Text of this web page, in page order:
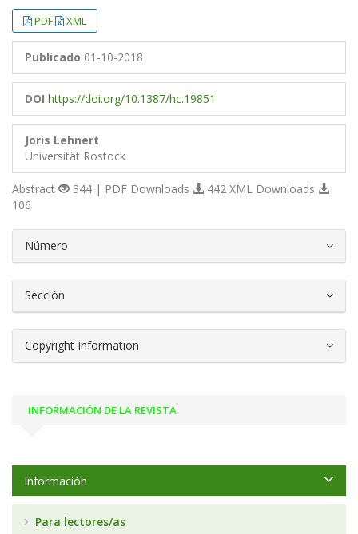
PDF XML
Publicado 01-10-2018
DOI https://doi.org/10.1387/hc.19851
Joris Lehnert
Universität Rostock
Abstract 344 | PDF Downloads
442 XML Downloads
106
Número
Sección
Copyright Information
INFORMACIÓN DE LA REVISTA
Información
Para lectores/as